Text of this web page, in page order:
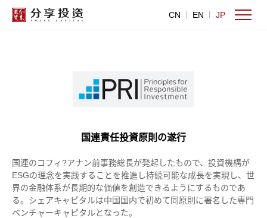
CN EN JP
国連責任投資原則の遂行
国連のコフィ?アナン前事務総長が発起したもので、投資機構が
ESGの理念を実践することを推進し持続可能な成長を実現し、世
界の金融体系が長期的な価値を創造できるようにするものであ
る。シェアキャピタルは中国国内で初めて同原則に署名した専門
ベンチャーキャピタルとなった。